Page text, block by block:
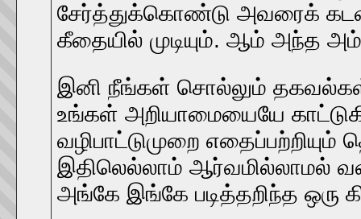
சேர்த்துக்கொண்டு அவரைக்
கீதையில் முடியும். ஆம் அந்த
இனி நீங்கள் சொல்லும்
உங்கள் அறியாமையையே
வழிபாட்டுமுறை
இதிலெல்லாம் ஆர்வமில்லாமல்
அங்கே இங்கே படித்தறிந்த